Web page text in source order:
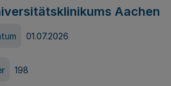
Aachen
01.07.2026
198